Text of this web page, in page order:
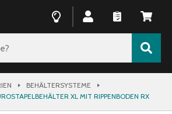
BEHÄLTERSYSTEME
XL MIT RIPPENBODEN RX